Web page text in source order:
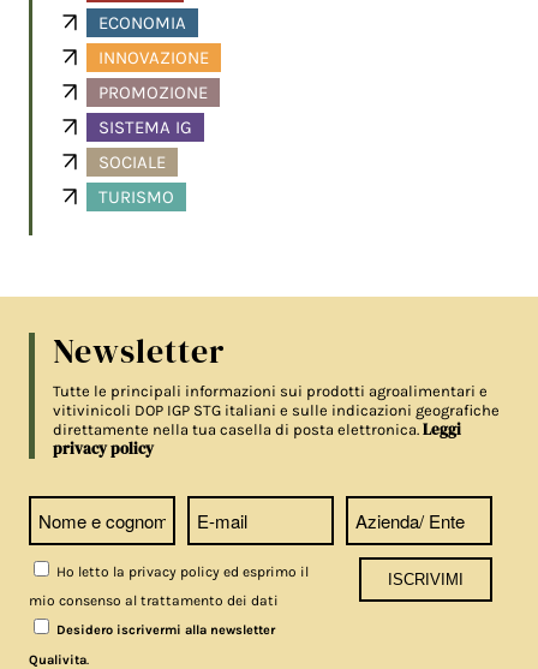
ECONOMIA
INNOVAZIONE
PROMOZIONE
SISTEMA IG
SOCIALE
TURISMO
Newsletter
Tutte le principali informazioni sui prodotti agroalimentari e
vitivinicoli DOP IGP STG italiani e sulle indicazioni geografiche
direttamente nella tua casella di posta elettronica.Leggi
privacy policy
Ho letto la privacy policy ed esprimo il
mio consenso al trattamento dei dati
Desidero iscrivermi alla newsletter
Qualivita